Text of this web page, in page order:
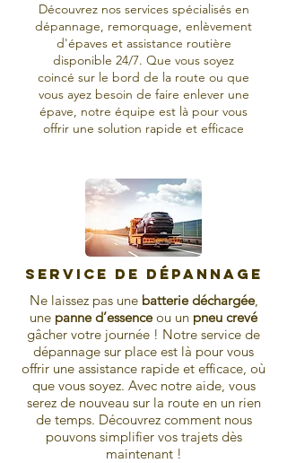
Découvrez nos services spécialisés en
dépannage, remorquage, enlèvement
d'épaves et assistance routière
disponible 24/7. Que vous soyez
coincé sur le bord de la route ou que
vous ayez besoin de faire enlever une
épave, notre équipe est là pour vous
offrir une solution rapide et efficace
Service de dépannage
Ne laissez pas une batterie déchargée,
une panne d’essenceou un pneu crevé
gâcher votre journée ! Notre service de
dépannage sur place est là pour vous
offrir une assistance rapide et efficace, où
que vous soyez. Avec notre aide, vous
serez de nouveau sur la route en un rien
de temps. Découvrez comment nous
pouvons simplifier vos trajets dès
maintenant !